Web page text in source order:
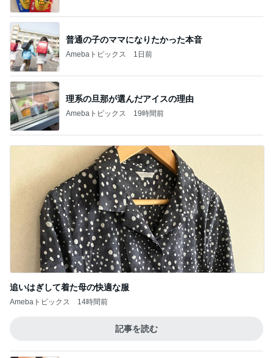
普通の子のママになりたかった本音
Amebaトピックス 1日前
理系の旦那が選んだアイスの理由
Amebaトピックス 19時間前
追いはぎして着た母の快適な服
Amebaトピックス 14時間前
記事を読む